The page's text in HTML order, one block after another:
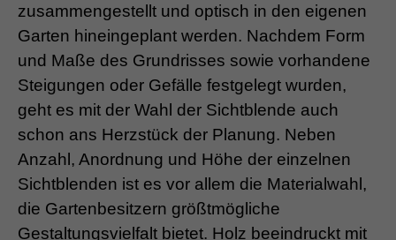
zusammengestellt und optisch in den eigenen
Garten hineingeplant werden. Nachdem Form
und Maße des Grundrisses sowie vorhandene
Steigungen oder Gefälle festgelegt wurden,
geht es mit der Wahl der Sichtblende auch
schon ans Herzstück der Planung. Neben
Anzahl, Anordnung und Höhe der einzelnen
Sichtblenden ist es vor allem die Materialwahl,
die Gartenbesitzern größtmögliche
Gestaltungsvielfalt bietet. Holz beeindruckt mit